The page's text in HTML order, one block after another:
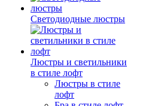
Светодиодные люстры
Люстры и светильники
в стиле лофт
Люстры в стиле
лофт